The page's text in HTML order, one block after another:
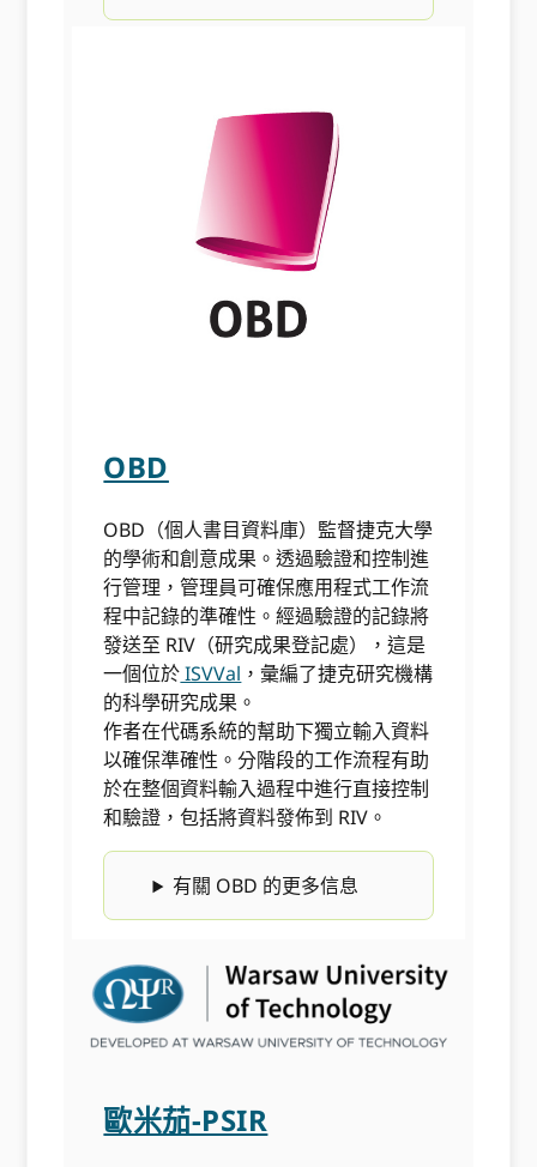
OBD
OBD（個人書目資料庫）監督捷克大學
的學術和創意成果。透過驗證和控制進
行管理，管理員可確保應用程式工作流
程中記錄的準確性。經過驗證的記錄將
發送至 RIV（研究成果登記處），這是
一個位於ISVVal ，彙編了捷克研究機構
的科學研究成果。
作者在代碼系統的幫助下獨立輸入資料
以確保準確性。分階段的工作流程有助
於在整個資料輸入過程中進行直接控制
和驗證，包括將資料發佈到 RIV。
有關 OBD 的更多信息
歐米茄-PSIR